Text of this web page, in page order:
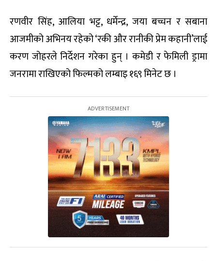
रणवीर सिंह, आलिया भट्ट, धर्मेन्द्र, जया बच्चन र सबाना
आजमीको अभिनय रहेको ‘रकी और रानीकी प्रेम कहानी’लाई
करण जोहरले निर्देशन गरेका हुन् । कमेडी र फेमिली ड्रामा
जनरामा राखिएको फिल्मको लम्बाइ १६९ मिनेट छ ।